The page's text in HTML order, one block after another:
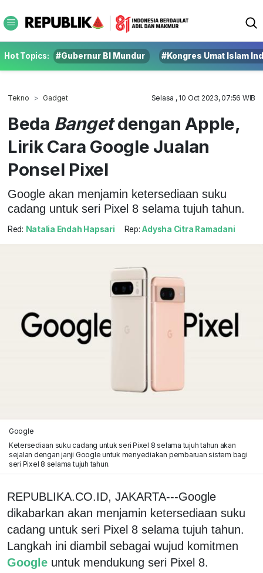
Hot Topics: #Gubernur BI Mundur #Kongres Umat Islam
Tekno Gadget Selasa , 10 Oct 2023, 07:56 WIB
Beda Bangetdengan Apple,
Lirik Cara Google Jualan
Ponsel Pixel
Google akan menjamin ketersediaan suku
cadang untuk seri Pixel 8 selama tujuh tahun.
Red: Natalia Endah Hapsari Rep: Adysha Citra Ramadani
Google
Ketersediaan suku cadang untuk seri Pixel 8 selama tujuh tahun akan
sejalan dengan janji Google untuk menyediakan pembaruan sistem bagi
seri Pixel 8 selama tujuh tahun.
REPUBLIKA.CO.ID, JAKARTA---Google
dikabarkan akan menjamin ketersediaan suku
cadang untuk seri Pixel 8 selama tujuh tahun.
Langkah ini diambil sebagai wujud komitmen
Google untuk mendukung seri Pixel 8.